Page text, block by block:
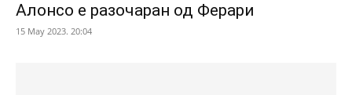
Алонсо е разочаран од Ферари
15 May 2023. 20:04